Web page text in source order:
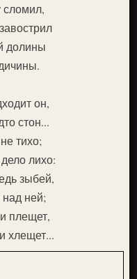
сломил,
долины
он,
стон...
тихо;
лихо:
зыбей,
ней;
плещет,
хлещет...